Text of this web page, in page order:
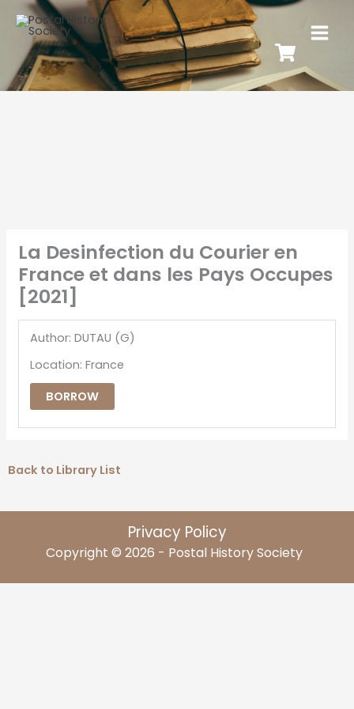
La Desinfection du Courier en
France et dans les Pays Occupes
[2021]
Author: DUTAU (G)
Location: France
BORROW
Back to Library List
Privacy Policy
Copyright © 2026 - Postal History Society